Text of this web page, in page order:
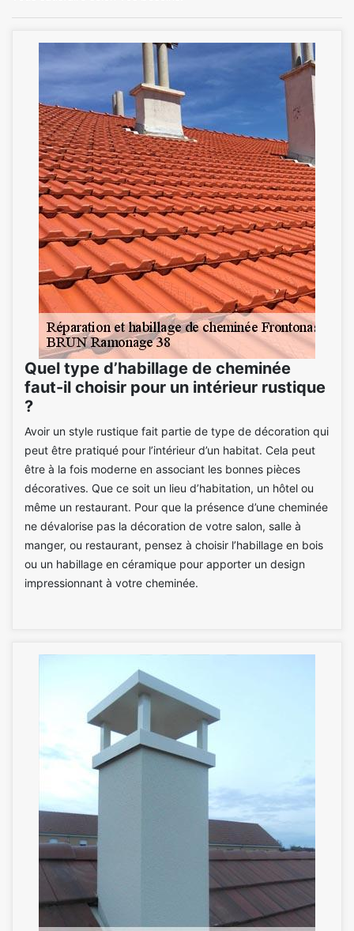
Quel type d’habillage de cheminée
faut-il choisir pour un intérieur rustique
?
Avoir un style rustique fait partie de type de décoration qui
peut être pratiqué pour l’intérieur d’un habitat. Cela peut
être à la fois moderne en associant les bonnes pièces
décoratives. Que ce soit un lieu d’habitation, un hôtel ou
même un restaurant. Pour que la présence d’une cheminée
ne dévalorise pas la décoration de votre salon, salle à
manger, ou restaurant, pensez à choisir l’habillage en bois
ou un habillage en céramique pour apporter un design
impressionnant à votre cheminée.